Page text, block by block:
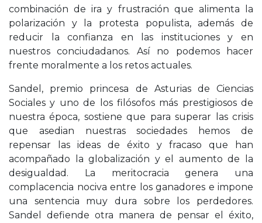
combinación de ira y frustración que alimenta la
polarización y la protesta populista, además de
reducir la confianza en las instituciones y en
nuestros conciudadanos. Así no podemos hacer
frente moralmente a los retos actuales.
Sandel, premio princesa de Asturias de Ciencias
Sociales y uno de los filósofos más prestigiosos de
nuestra época, sostiene que para superar las crisis
que asedian nuestras sociedades hemos de
repensar las ideas de éxito y fracaso que han
acompañado la globalización y el aumento de la
desigualdad. La meritocracia genera una
complacencia nociva entre los ganadores e impone
una sentencia muy dura sobre los perdedores.
Sandel defiende otra manera de pensar el éxito,